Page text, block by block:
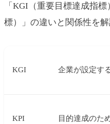
「KGI（重要目標達成指
標）」の違いと関係性を解
KGI 企業が設定す
KPI 目的達成のた